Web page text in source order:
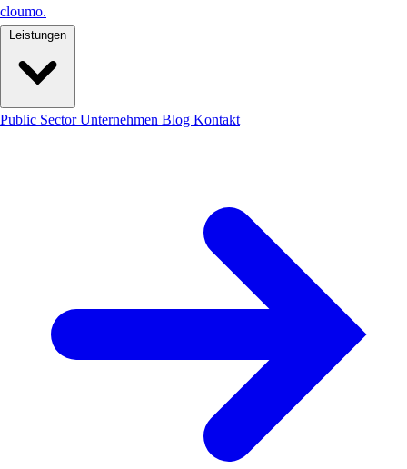
cloumo.
Public SectorUnternehmen Blog Kontakt